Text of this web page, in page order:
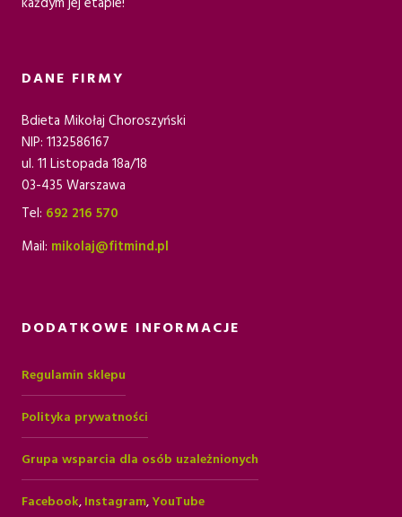
DANE FIRMY
Bdieta Mikołaj Choroszyński
NIP: 1132586167
ul. 11 Listopada 18a/18
03-435 Warszawa
Tel: 692 216 570
Mail: mikolaj@fitmind.pl
DODATKOWE INFORMACJE
Regulamin sklepu
Polityka prywatności
Grupa wsparcia dla osób uzależnionych
Facebook, Instagram, YouTube